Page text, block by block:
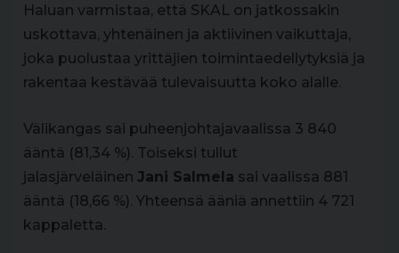
Haluan varmistaa, että SKAL on jatkossakin
uskottava, yhtenäinen ja aktiivinen vaikuttaja,
joka puolustaa yrittäjien toimintaedellytyksiä ja
rakentaa kestävää tulevaisuutta koko alalle.
Välikangas sai puheenjohtajavaalissa 3 840
ääntä (81,34 %). Toiseksi tullut
jalasjärveläinen Jani Salmela sai vaalissa 881
ääntä (18,66 %). Yhteensä ääniä annettiin 4 721
kappaletta.